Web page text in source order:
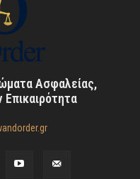
Ασφαλείας,
Επικαιρότητα